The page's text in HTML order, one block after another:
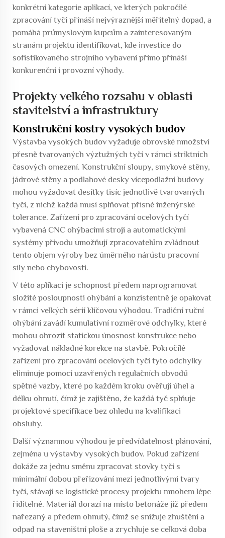
konkrétní kategorie aplikací, ve kterých pokročilé
zpracování tyčí přináší nejvýraznější měřitelný dopad, a
pomáhá průmyslovým kupcům a zainteresovaným
stranám projektu identifikovat, kde investice do
sofistikovaného strojního vybavení přímo přináší
konkurenční i provozní výhody.
Projekty velkého rozsahu v oblasti
stavitelství a infrastruktury
Konstrukční kostry vysokých budov
Výstavba vysokých budov vyžaduje obrovské množství
přesně tvarovaných výztužných tyčí v rámci striktních
časových omezení. Konstrukční sloupy, smykové stěny,
jádrové stěny a podlahové desky vícepodlažní budovy
mohou vyžadovat desítky tisíc jednotlivě tvarovaných
tyčí, z nichž každá musí splňovat přísné inženýrské
tolerance. Zařízení pro zpracování ocelových tyčí
vybavená CNC ohýbacími stroji a automatickými
systémy přívodu umožňují zpracovatelům zvládnout
tento objem výroby bez úměrného nárůstu pracovní
síly nebo chybovosti.
V této aplikaci je schopnost předem naprogramovat
složité posloupnosti ohýbání a konzistentně je opakovat
v rámci velkých sérií klíčovou výhodou. Tradiční ruční
ohýbání zavádí kumulativní rozměrové odchylky, které
mohou ohrozit statickou únosnost konstrukce nebo
vyžadovat nákladné korekce na stavbě. Pokročilé
zařízení pro zpracování ocelových tyčí tyto odchylky
eliminuje pomocí uzavřených regulačních obvodů
spětné vazby, které po každém kroku ověřují úhel a
délku ohnutí, čímž je zajištěno, že každá tyč splňuje
projektové specifikace bez ohledu na kvalifikaci
obsluhy.
Další významnou výhodou je předvídatelnost plánování,
zejména u výstavby vysokých budov. Pokud zařízení
dokáže za jednu směnu zpracovat stovky tyčí s
minimální dobou přeřizování mezi jednotlivými tvary
tyčí, stávají se logistické procesy projektu mnohem lépe
řiditelné. Materiál dorazí na místo betonáže již předem
nařezaný a předem ohnutý, čímž se snižuje zhuštění a
odpad na staveništní ploše a zrychluje se celková doba